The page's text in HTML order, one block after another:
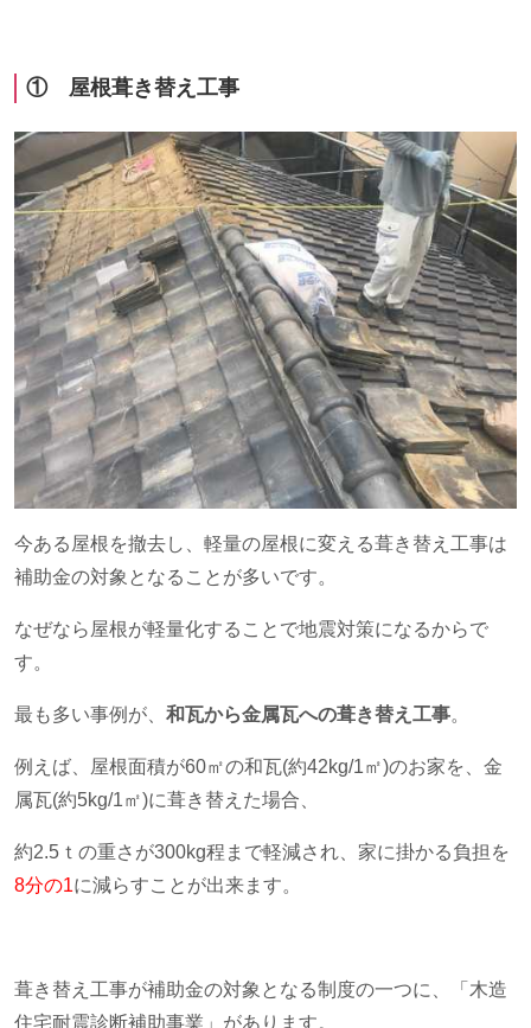
① 屋根葺き替え工事
今ある屋根を撤去し、軽量の屋根に変える葺き替え工事は
補助金の対象となることが多いです。
なぜなら屋根が軽量化することで地震対策になるからで
す。
最も多い事例が、 和瓦から金属瓦への葺き替え工事。
例えば、屋根面積が60㎡の和瓦(約42kg/1㎡)のお家を、金
属瓦(約5kg/1㎡)に葺き替えた場合、
約2.5 ｔの重さが300kg程まで軽減され、家に掛かる負担を
8分の1に減らすことが出来ます。
葺き替え工事が補助金の対象となる制度の一つに、「木造
住宅耐震診断補助事業」があります。